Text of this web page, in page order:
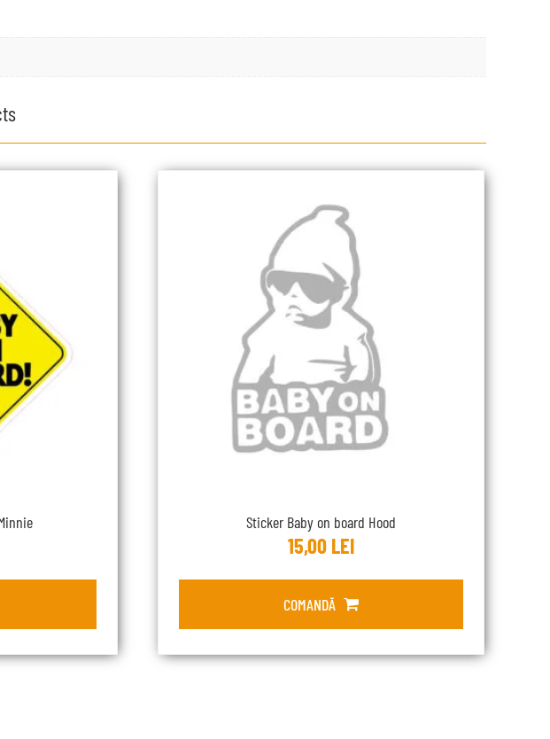
Sticker Baby on board Hood
15,00 LEI
COMANDĂ